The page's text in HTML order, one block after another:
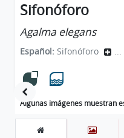
Sifonóforo
Agalma elegans
Español: Sifonóforo ...
Algunas imágenes muestran